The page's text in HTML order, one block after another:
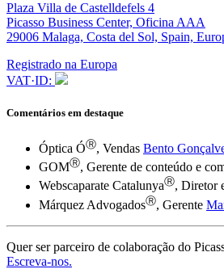
Plaza Villa de Castelldefels 4
Picasso Business Center, Oficina AAA
29006 Malaga, Costa del Sol, Spain,
Registrado na Europa
VAT·ID:
Comentários em destaque
Óptica ÓⓇ, Vendas Bento
GOMⓇ, Gerente de conteúdo e
Webscaparate CatalunyaⓇ, Diretor
Márquez AdvogadosⓇ, Gerente
Quer ser parceiro de colaboração do
Escreva-nos.